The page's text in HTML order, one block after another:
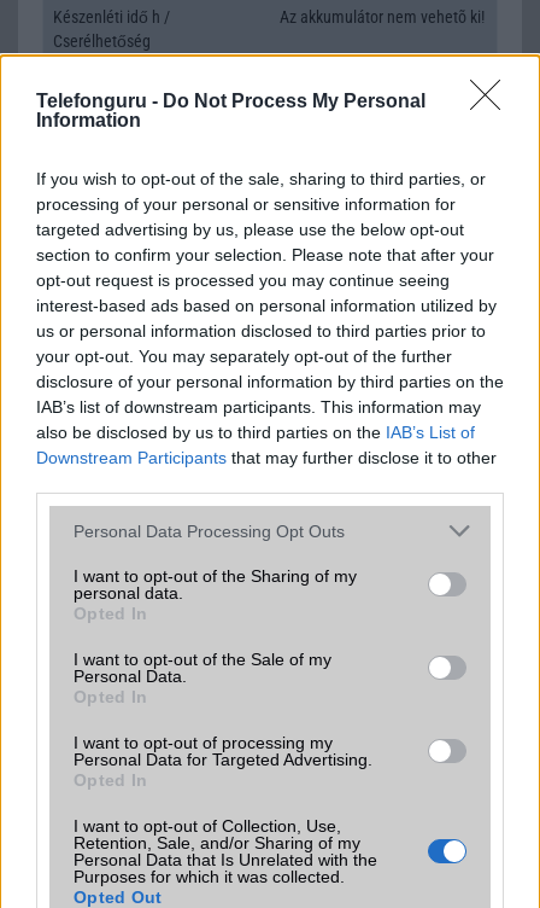
Telefonguru - Do Not Process My Personal
Information
If you wish to opt-out of the sale, sharing to third parties, or
processing of your personal or sensitive information for
targeted advertising by us, please use the below opt-out
section to confirm your selection. Please note that after your
opt-out request is processed you may continue seeing
interest-based ads based on personal information utilized by
us or personal information disclosed to third parties prior to
your opt-out. You may separately opt-out of the further
disclosure of your personal information by third parties on the
IAB’s list of downstream participants. This information may
also be disclosed by us to third parties on the IAB’s List of
Downstream Participants that may further disclose it to other
Please note that this website/app uses one or more Google
not limited to your visit or usage behaviour. You may click to
grant or deny consent to Google and its third-party tags to
use your data for below specified purposes in below Google
consent section.
Personal Data Processing Opt Outs
I want to opt-out of the Sharing of my
personal data.
Opted In
I want to opt-out of the Sale of my
Personal Data.
Opted In
I want to opt-out of processing my
Personal Data for Targeted Advertising.
Opted In
I want to opt-out of Collection, Use,
Retention, Sale, and/or Sharing of my
Personal Data that Is Unrelated with the
Purposes for which it was collected.
Opted Out
Készenléti idő h /
Cserélhetőség
Az akkumulátor nem vehetõ ki!
Gyorstöltés
Java Nincs
Flash / Ujjlenyomat olvasó Nincs
SNS integráció iCloud service
Organizer iCloud service
T9 szótár alkalmazás független szótár
iDV = Document viewer (Word,
Excel, PowerPoint, iBooks PDF
reader)
Iránytũ ecompass
EGYÉB
Vibra jelzés Van
SIM típus
SIM-ek száma 2
Flight mode
Terület Globális
Funkciók
Apple Pay (Visa, MasterCard,